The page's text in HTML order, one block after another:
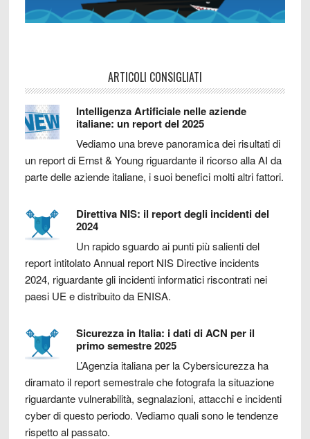
ARTICOLI CONSIGLIATI
Intelligenza Artificiale nelle aziende
italiane: un report del 2025
Vediamo una breve panoramica dei risultati di
un report di Ernst & Young riguardante il ricorso alla AI da
parte delle aziende italiane, i suoi benefici molti altri fattori.
Direttiva NIS: il report degli incidenti del
2024
Un rapido sguardo ai punti più salienti del
report intitolato Annual report NIS Directive incidents
2024, riguardante gli incidenti informatici riscontrati nei
paesi UE e distribuito da ENISA.
Sicurezza in Italia: i dati di ACN per il
primo semestre 2025
L’Agenzia italiana per la Cybersicurezza ha
diramato il report semestrale che fotografa la situazione
riguardante vulnerabilità, segnalazioni, attacchi e incidenti
cyber di questo periodo. Vediamo quali sono le tendenze
rispetto al passato.